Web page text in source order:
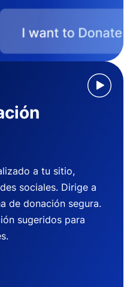
a tu sitio,
sociales. Dirige a
de donación segura.
sugeridos para